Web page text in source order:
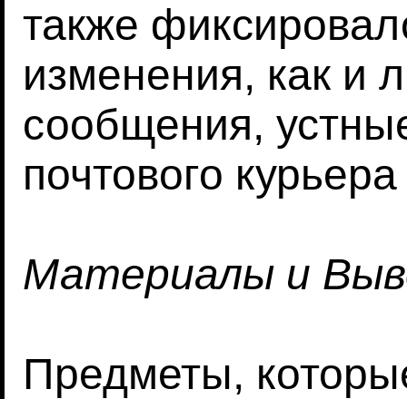
также
изменения, как и
сообщения,
почтового
Материалы и
Предметы,